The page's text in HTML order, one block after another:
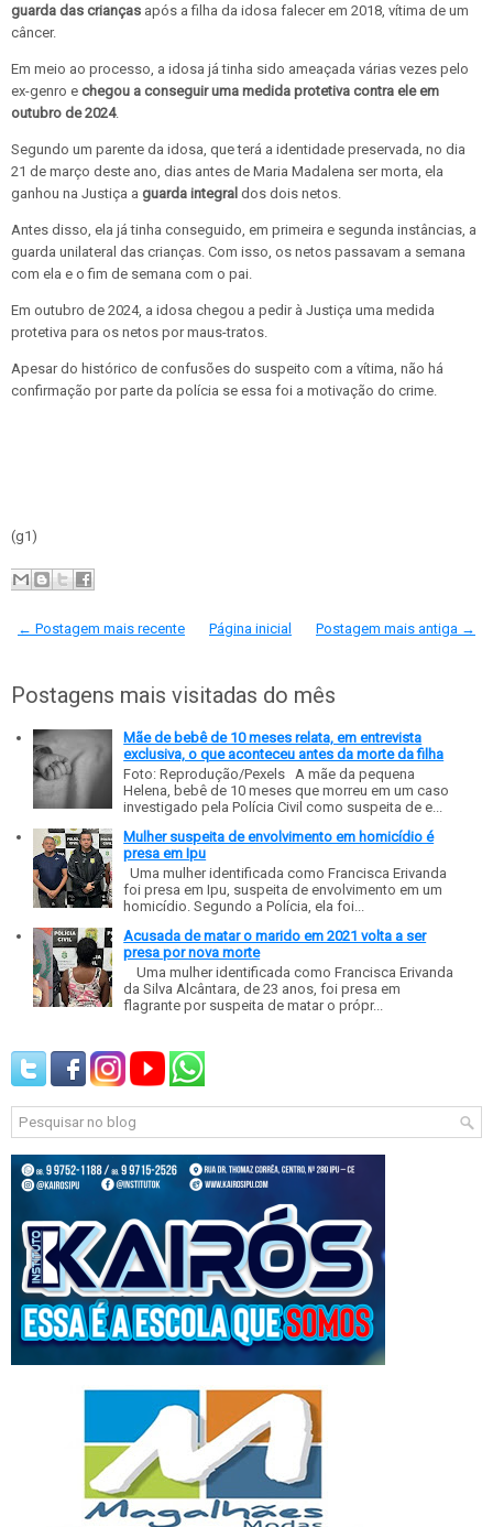
guarda das crianças após a filha da idosa falecer em 2018, vítima de um
câncer.
Em meio ao processo, a idosa já tinha sido ameaçada várias vezes pelo
ex-genro e chegou a conseguir uma medida protetiva contra ele em
outubro de 2024.
Segundo um parente da idosa, que terá a identidade preservada, no dia
21 de março deste ano, dias antes de Maria Madalena ser morta, ela
ganhou na Justiça a guarda integral dos dois netos.
Antes disso, ela já tinha conseguido, em primeira e segunda instâncias, a
guarda unilateral das crianças. Com isso, os netos passavam a semana
com ela e o fim de semana com o pai.
Em outubro de 2024, a idosa chegou a pedir à Justiça uma medida
protetiva para os netos por maus-tratos.
Apesar do histórico de confusões do suspeito com a vítima, não há
confirmação por parte da polícia se essa foi a motivação do crime.
(g1)
← Postagem mais recente Postagem mais antiga →
Página inicial
Postagens mais visitadas do mês
Mãe de bebê de 10 meses relata, em entrevista
exclusiva, o que aconteceu antes da morte da filha
Foto: Reprodução/Pexels A mãe da pequena
Helena, bebê de 10 meses que morreu em um caso
investigado pela Polícia Civil como suspeita de e...
Mulher suspeita de envolvimento em homicídio é
presa em Ipu
Uma mulher identificada como Francisca Erivanda
foi presa em Ipu, suspeita de envolvimento em um
homicídio. Segundo a Polícia, ela foi...
Acusada de matar o marido em 2021 volta a ser
presa por nova morte
Uma mulher identificada como Francisca Erivanda
da Silva Alcântara, de 23 anos, foi presa em
flagrante por suspeita de matar o própr...